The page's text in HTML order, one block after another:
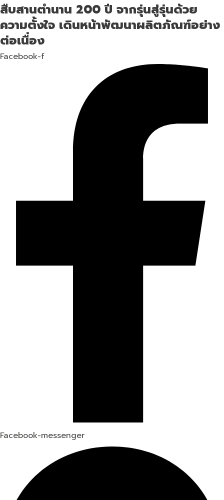
สืบสานตำนาน 200 ปี จากรุ่นสู่รุ่นด้วย
ความตั้งใจ เดินหน้าพัฒนาผลิตภัณฑ์อย่าง
ต่อเนื่อง
Facebook-f
Facebook-messenger